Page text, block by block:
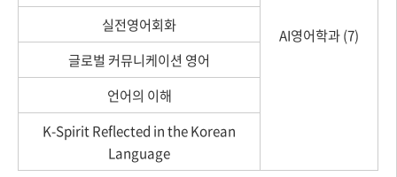
AI영어학과 (7)
실전영어회화
글로벌 커뮤니케이션 영어
언어의 이해
K-Spirit Reflected in the Korean
Language